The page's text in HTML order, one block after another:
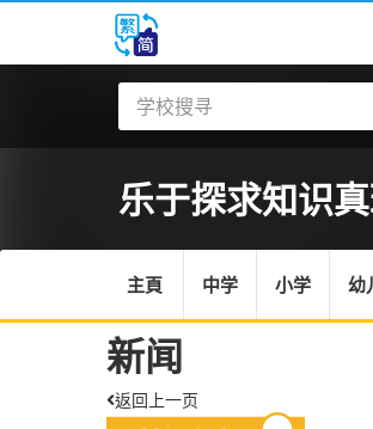
乐于探求知识
主頁 中学 小学 幼
新闻
返回上一页